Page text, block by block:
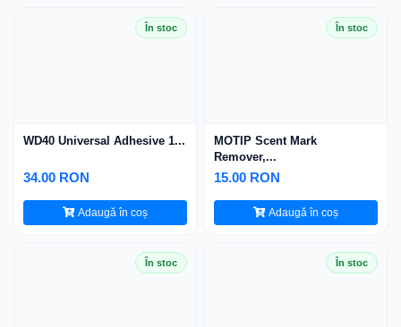
În stoc
WD40 Universal Adhesive 1...
34.00 RON
Adaugă în coș
În stoc
MOTIP Scent Mark
Remover,...
15.00 RON
Adaugă în coș
În stoc În stoc